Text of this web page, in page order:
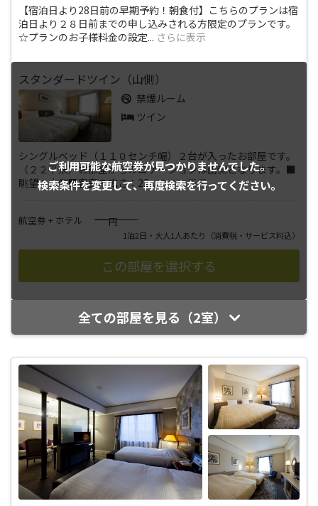
【宿泊日より28日前の早期予約！朝食付】こちらのプランは宿
泊日より２８日前までの申し込みされる方限定のプランです。
☆プランのお子様料金の設定... さらに表示
ご利用可能な航空券が見つかりませんでした。
検索条件を変更して、再度検索を行ってください。
スタンダードツイン（山側）
禁煙ルーム
ツイン
シングルベッド（１１０センチ幅）２台が入ったお部屋です。
（２２平米）お部屋からのロケーションは山側となります。■
眺望：山側■客室の広さ：22... さらに表示
航空券 + ホテル ――――円
1泊2日・大人1人あたり （消費税・サービス料込）
全ての部屋を見る（2室）